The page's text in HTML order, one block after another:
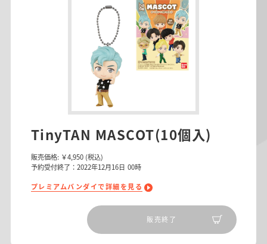
TinyTAN MASCOT(10個入)
販売価格: ￥4,950 (税込)
予約受付終了：2022年12月16日 00時
プレミアムバンダイで詳細を見る
販売終了